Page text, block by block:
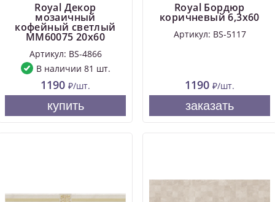
Royal Декор
мозаичный
кофейный светлый
MM60075 20х60
Артикул: BS-4866
В наличии 81 шт.
1190 ₽/шт.
купить
Royal Бордюр
коричневый 6,3х60
Артикул: BS-5117
1190 ₽/шт.
заказать